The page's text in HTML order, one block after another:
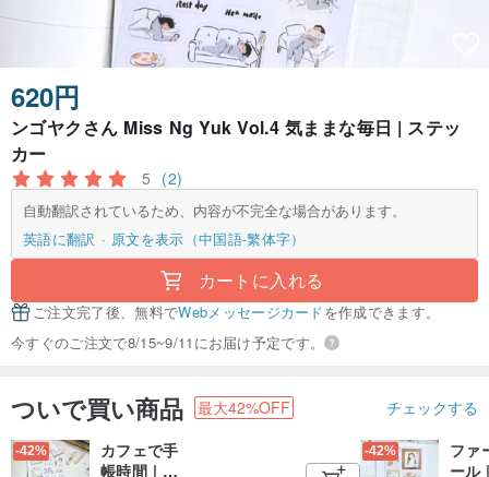
620円
ンゴヤクさん Miss Ng Yuk Vol.4 気ままな毎日 | ステッ
カー
5 (2)
自動翻訳されているため、内容が不完全な場合があります。
英語に翻訳
原文を表示（中国語-繁体字）
カートに入れる
ご注文完了後、無料でWebメッセージカードを作成できます。
今すぐのご注文で8/15~9/11にお届け予定です。
ついで買い商品 最大42%OFF チェックする
-42%
カフェで手
帳時間 | ス
-42%
ファ
ール